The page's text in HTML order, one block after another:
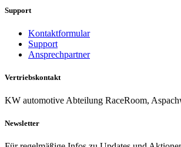
Support
Kontaktformular
Support
Ansprechpartner
Vertriebskontakt
KW automotive Abteilung RaceRoom,
Newsletter